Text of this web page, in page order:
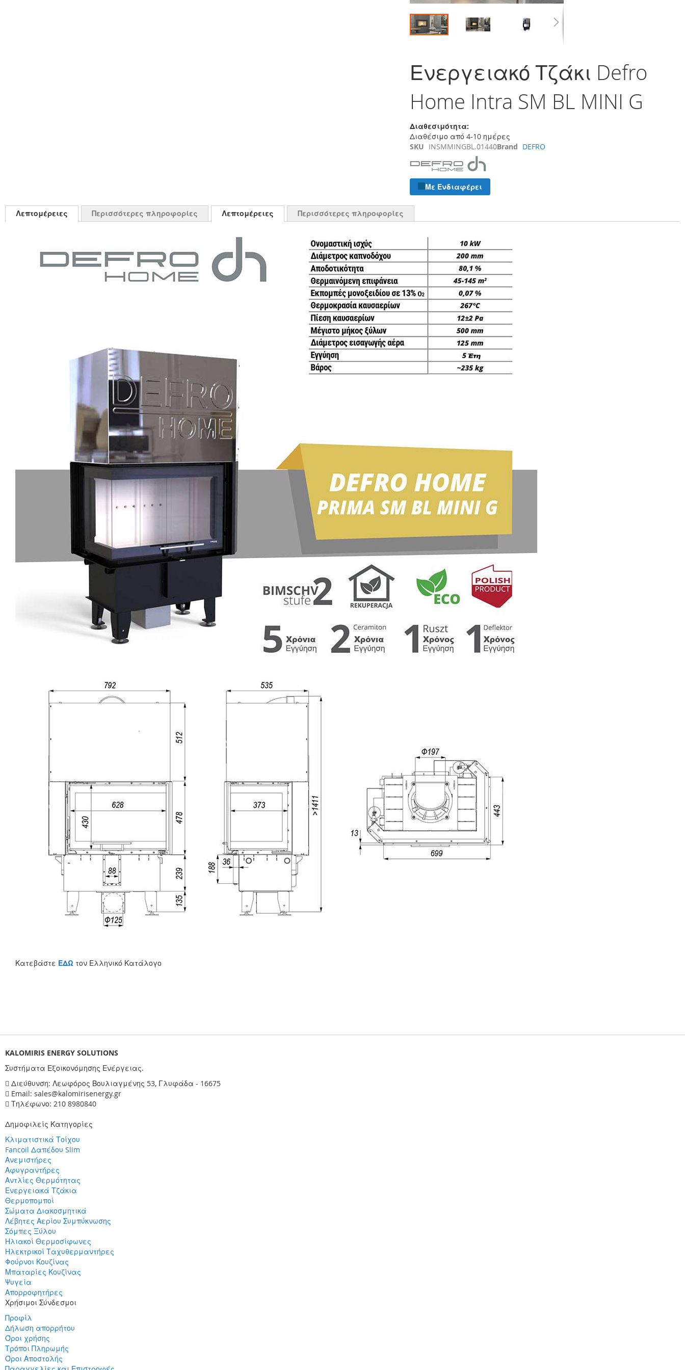
αρχή
της
εικόνων
Ενεργειακό Τζάκι Defro
Home Intra SM BL MINI G
Διαθεσιμότητα:
Διαθέσιμο από 4-10 ημέρες
SKU INSMMINGBL.01440Brand DEFRO
Με Ενδιαφέρει
Λεπτομέρειες Περισσότερες πληροφορίες Λεπτομέρειες
Κατεβάστε ΕΔΩ τον Ελληνικό Κατάλογο
Περισσότερες πληροφορίες
KALOMIRIS ENERGY SOLUTIONS
Συστήματα Εξοικονόμησης Ενέργειας.
Διεύθυνση: Λεωφόρος Βουλιαγμένης 53, Γλυφάδα - 16675
Email: sales@kalomirisenergy.gr
Τηλέφωνο: 210 8980840
Δημοφιλείς Κατηγορίες
Κλιματιστικά Τοίχου
Fancoil Δαπέδου Slim
Ανεμιστήρες
Αφυγραντήρες
Αντλίες Θερμότητας
Ενεργειακά Τζάκια
Θερμοπομποί
Σώματα Διακοσμητικά
Λέβητες Αερίου Συμπύκνωσης
Σόμπες Ξύλου
Ηλιακοί Θερμοσίφωνες
Ηλεκτρικοί Ταχυθερμαντήρες
Φούρνοι Κουζίνας
Μπαταρίες Κουζίνας
Ψυγεία
Απορροφητήρες
Χρήσιμοι Σύνδεσμοι
Προφίλ
Δήλωση απορρήτου
Όροι χρήσης
Τρόποι Πληρωμής
Όροι Αποστολής